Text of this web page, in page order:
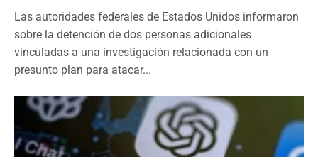
Las autoridades federales de Estados Unidos informaron
sobre la detención de dos personas adicionales
vinculadas a una investigación relacionada con un
presunto plan para atacar...